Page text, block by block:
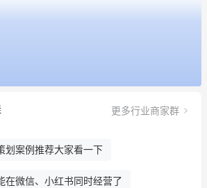
更多行业商家群
充足需要的联系我
划案例推荐大家看一下
在微信、小红书同时经营了
私域和服务提高竞争力